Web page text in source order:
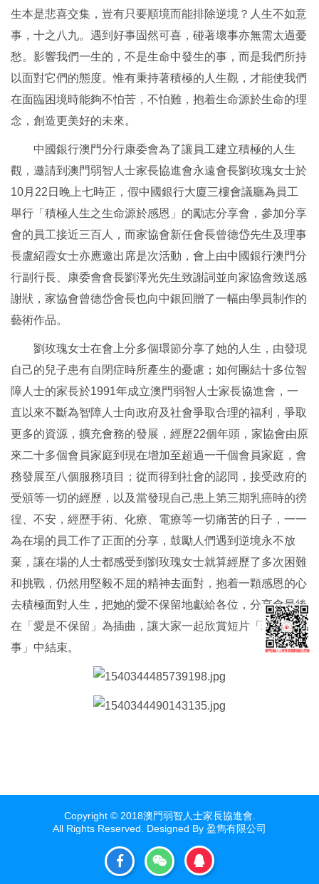
生本是悲喜交集，豈有只要順境而能排除逆境？人生不如意
事，十之八九。遇到好事固然可喜，碰著壞事亦無需太過憂
愁。影響我們一生的，不是生命中發生的事，而是我們所持
以面對它們的態度。惟有秉持著積極的人生觀，才能使我們
在面臨困境時能夠不怕苦，不怕難，抱着生命源於生命的理
念，創造更美好的未來。
中國銀行澳門分行康委會為了讓員工建立積極的人生
觀，邀請到澳門弱智人士家長協進會永遠會長劉玫瑰女士於
10月22日晚上七時正，假中國銀行大廈三樓會議廳為員工
舉行「積極人生之生命源於感恩」的勵志分享會，參加分享
會的員工接近三百人，而家協會新任會長曾德岱先生及理事
長盧紹霞女士亦應邀出席是次活動，會上由中國銀行澳門分
行副行長、康委會會長劉澤光先生致謝詞並向家協會致送感
謝狀，家協會曾德岱會長也向中銀回贈了一幅由學員制作的
藝術作品。
劉玫瑰女士在會上分多個環節分享了她的人生，由發現
自己的兒子患有自閉症時所產生的憂慮；如何團結十多位智
障人士的家長於1991年成立澳門弱智人士家長協進會，一
直以來不斷為智障人士向政府及社會爭取合理的福利，爭取
更多的資源，擴充會務的發展，經歷22個年頭，家協會由原
來二十多個會員家庭到現在增加至超過一千個會員家庭，會
務發展至八個服務項目；從而得到社會的認同，接受政府的
受頒等一切的經歷，以及當發現自己患上第三期乳癌時的徬
徨、不安，經歷手術、化療、電療等一切痛苦的日子，一一
為在場的員工作了正面的分享，鼓勵人們遇到逆境永不放
棄，讓在場的人士都感受到劉玫瑰女士就算經歷了多次困難
和挑戰，仍然用堅毅不屈的精神去面對，抱着一顆感恩的心
去積極面對人生，把她的愛不保留地獻給各位，分享會最後
在「愛是不保留」為插曲，讓大家一起欣賞短片「玫瑰的故
事」中結束。
Copyright © 2018澳門弱智人士家長協進會.
All Rights Reserved. Designed By 盈雋有限公司